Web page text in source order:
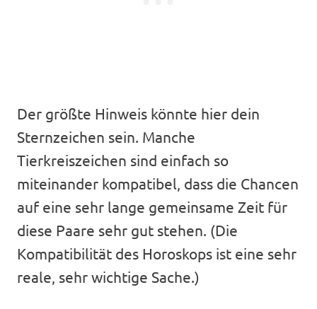
Der größte Hinweis könnte hier dein
Sternzeichen sein. Manche
Tierkreiszeichen sind einfach so
miteinander kompatibel, dass die Chancen
auf eine sehr lange gemeinsame Zeit für
diese Paare sehr gut stehen. (Die
Kompatibilität des Horoskops ist eine sehr
reale, sehr wichtige Sache.)